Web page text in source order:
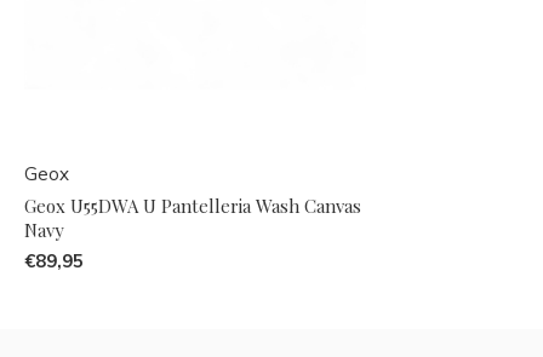
Geox
Geox U55DWA U Pantelleria Wash Canvas
Navy
€89,95